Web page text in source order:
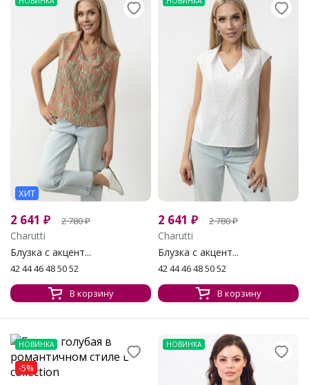
ХИТ
2 641 ₽ 2 780₽
Charutti
Блузка с акцент...
42 44 46 48 50 52
В корзину
2 641 ₽ 2 780₽
Charutti
Блузка с акцент...
42 44 46 48 50 52
В корзину
НОВИНКА
-5%
НОВИНКА